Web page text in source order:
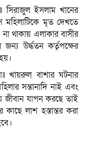
সিরাজুল ইসলাম খানের
মহিলাটিকে মৃত দেখতে
থাকায় এলাকার বাসীর
উর্দ্ধতন কর্তৃপক্ষের
খায়রুল বাশার ঘটনার
সন্তানাদি নাই এবং
জীবান যাপন করছে তাই
লাশ হস্তান্তর করা